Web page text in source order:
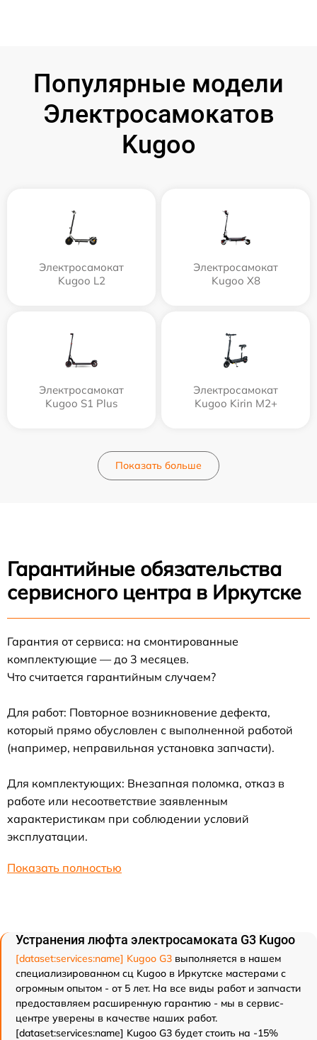
Популярные модели
Электросамокатов
Kugoo
Электросамокат
Kugoo L2
Электросамокат
Kugoo X8
Электросамокат
Kugoo S1 Plus
Электросамокат
Kugoo Kirin M2+
Показать больше
Гарантийные обязательства
сервисного центра в Иркутске
Гарантия от сервиса: на смонтированные
комплектующие — до 3 месяцев.
Что считается гарантийным случаем?
Для работ: Повторное возникновение дефекта,
который прямо обусловлен с выполненной работой
(например, неправильная установка запчасти).
Для комплектующих: Внезапная поломка, отказ в
работе или несоответствие заявленным
характеристикам при соблюдении условий
эксплуатации.
Показать полностью
Устранения люфта электросамоката G3 Kugoo
[dataset:services:name] Kugoo G3 выполняется в нашем
специализированном сц Kugoo в Иркутске мастерами с
огромным опытом - от 5 лет. На все виды работ и запчасти
предоставляем расширенную гарантию - мы в сервис-
центре уверены в качестве наших работ.
[dataset:services:name] Kugoo G3 будет стоить на -15%